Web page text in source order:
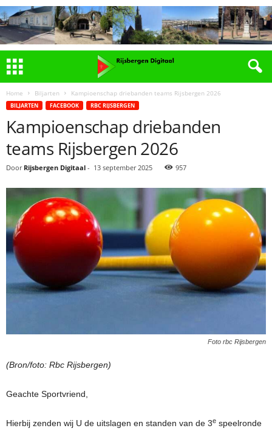
Home Biljarten Kampioenschap driebanden teams Rijsbergen 2026
BILJARTEN FACEBOOK RBC RIJSBERGEN
Kampioenschap driebanden
teams Rijsbergen 2026
Door Rijsbergen Digitaal - 13 september 2025 957
Foto rbc Rijsbergen
(Bron/foto: Rbc Rijsbergen)
Geachte Sportvriend,
Hierbij zenden wij U de uitslagen en standen van de 3e speelronde